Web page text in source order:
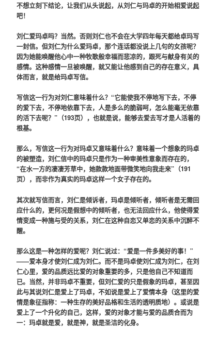
不想立刻下结论，让我们从头说起，从刘仁与玛卓的开始相爱说起
吧！
刘仁爱玛卓吗？当然。否则刘仁也不会在大学四年每天都给卓玛写
一封信。但刘仁为什么爱玛卓，那个连话都没说上几句的女孩呢？
因为她能唤醒他心中一种牧歌般幸福而悲凉的，跟死与献身有关的
感情。这种感情一旦被唤醒，就又能让他感到自己的存在意义，具
体而言，就是给玛卓写信。
写信这一行为对刘仁意味着什么？“它能使我不停地写下去，不停
的爱下去，不停地依靠下去，人是多么的脆弱呵，怎么能毫无依靠
的活下去呢？”（193页），也就是说，能够去爱去写才是人活着的
根基。
那么，写信这一行为对玛卓又意味着什么？意味着一个想象的玛卓
的被塑造，刘仁信中的玛卓只是作为一种审美性意象而存在的，
“在水一方的凄凄芳草中，她款款地面带微笑地向我走来”（191
页），而非作为真实的玛卓这样一个女子存在的。
其次就写信而言，刘仁是倾诉者，玛卓是倾听者，倾听者是无需回
应什么的，更何况是假想中的倾听者，也无法回应什么，他使得爱
情变成一种施与受的关系，刘仁在这种自恋又单恋的关系中沉醉不
醒。
那么这是一种怎样的爱呢？刘仁说过：“爱是一件多美好的事！”
——爱本身才使刘仁成为刘仁。而不是玛卓使刘仁成为刘仁，在刘
仁心里，爱的品质远比爱的对象重要的多，只是他自己不知道而
已。当然，并非玛卓不重要，但刘仁爱的只是假象的玛卓，甚至因
此与其说刘仁是爱上了玛卓，不如说是爱上了爱情本身（这里的爱
情是象征指称：一种生存的美好品格和生活的透明质地）。或说是
爱上了一个升化的自己，这样，爱的对象才能与爱的品质合而为
一：玛卓就是爱，就是神，就是圣洁的化身。